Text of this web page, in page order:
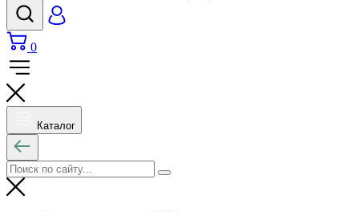
0
Каталог